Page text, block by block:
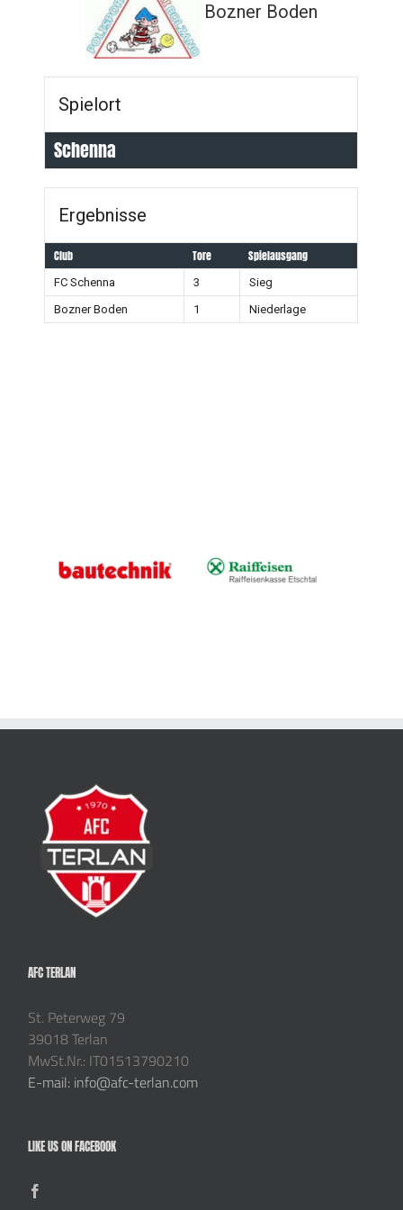
Bozner Boden
Spielort
Schenna
Ergebnisse
Club Tore Spielausgang
FC Schenna 3
Sieg
Bozner Boden
1 Niederlage
AFC TERLAN
St. Peterweg 79
39018 Terlan
MwSt.Nr.: IT01513790210
E-mail: info@afc-terlan.com
LIKE US ON FACEBOOK